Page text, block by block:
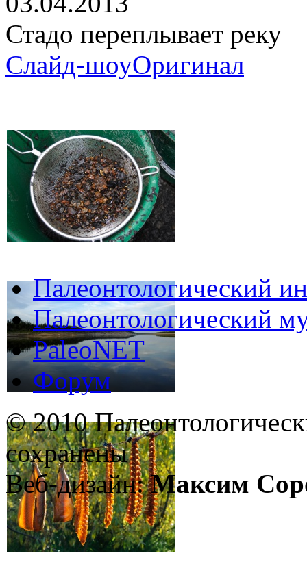
Стадо переплывает реку
Слайд-шоуОригинал
Палеонтологический
Палеонтологический
PaleoNET
Форум
© 2010
сохранены
Веб-дизайн:Максим